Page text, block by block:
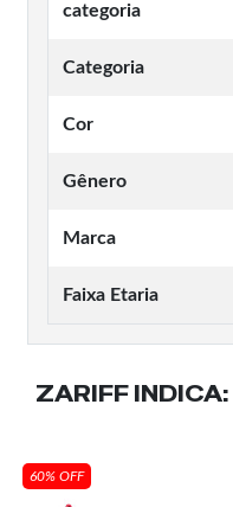
categoria
Categoria
Cor
Gênero
Marca
Faixa Etaria
ZARIFF INDICA:
60% OFF